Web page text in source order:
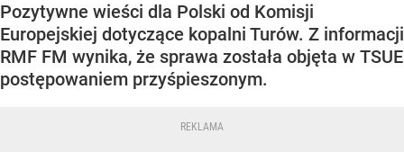
Pozytywne wieści dla Polski od Komisji
Europejskiej dotyczące kopalni Turów. Z informacji
RMF FM wynika, że sprawa została objęta w TSUE
postępowaniem przyśpieszonym.